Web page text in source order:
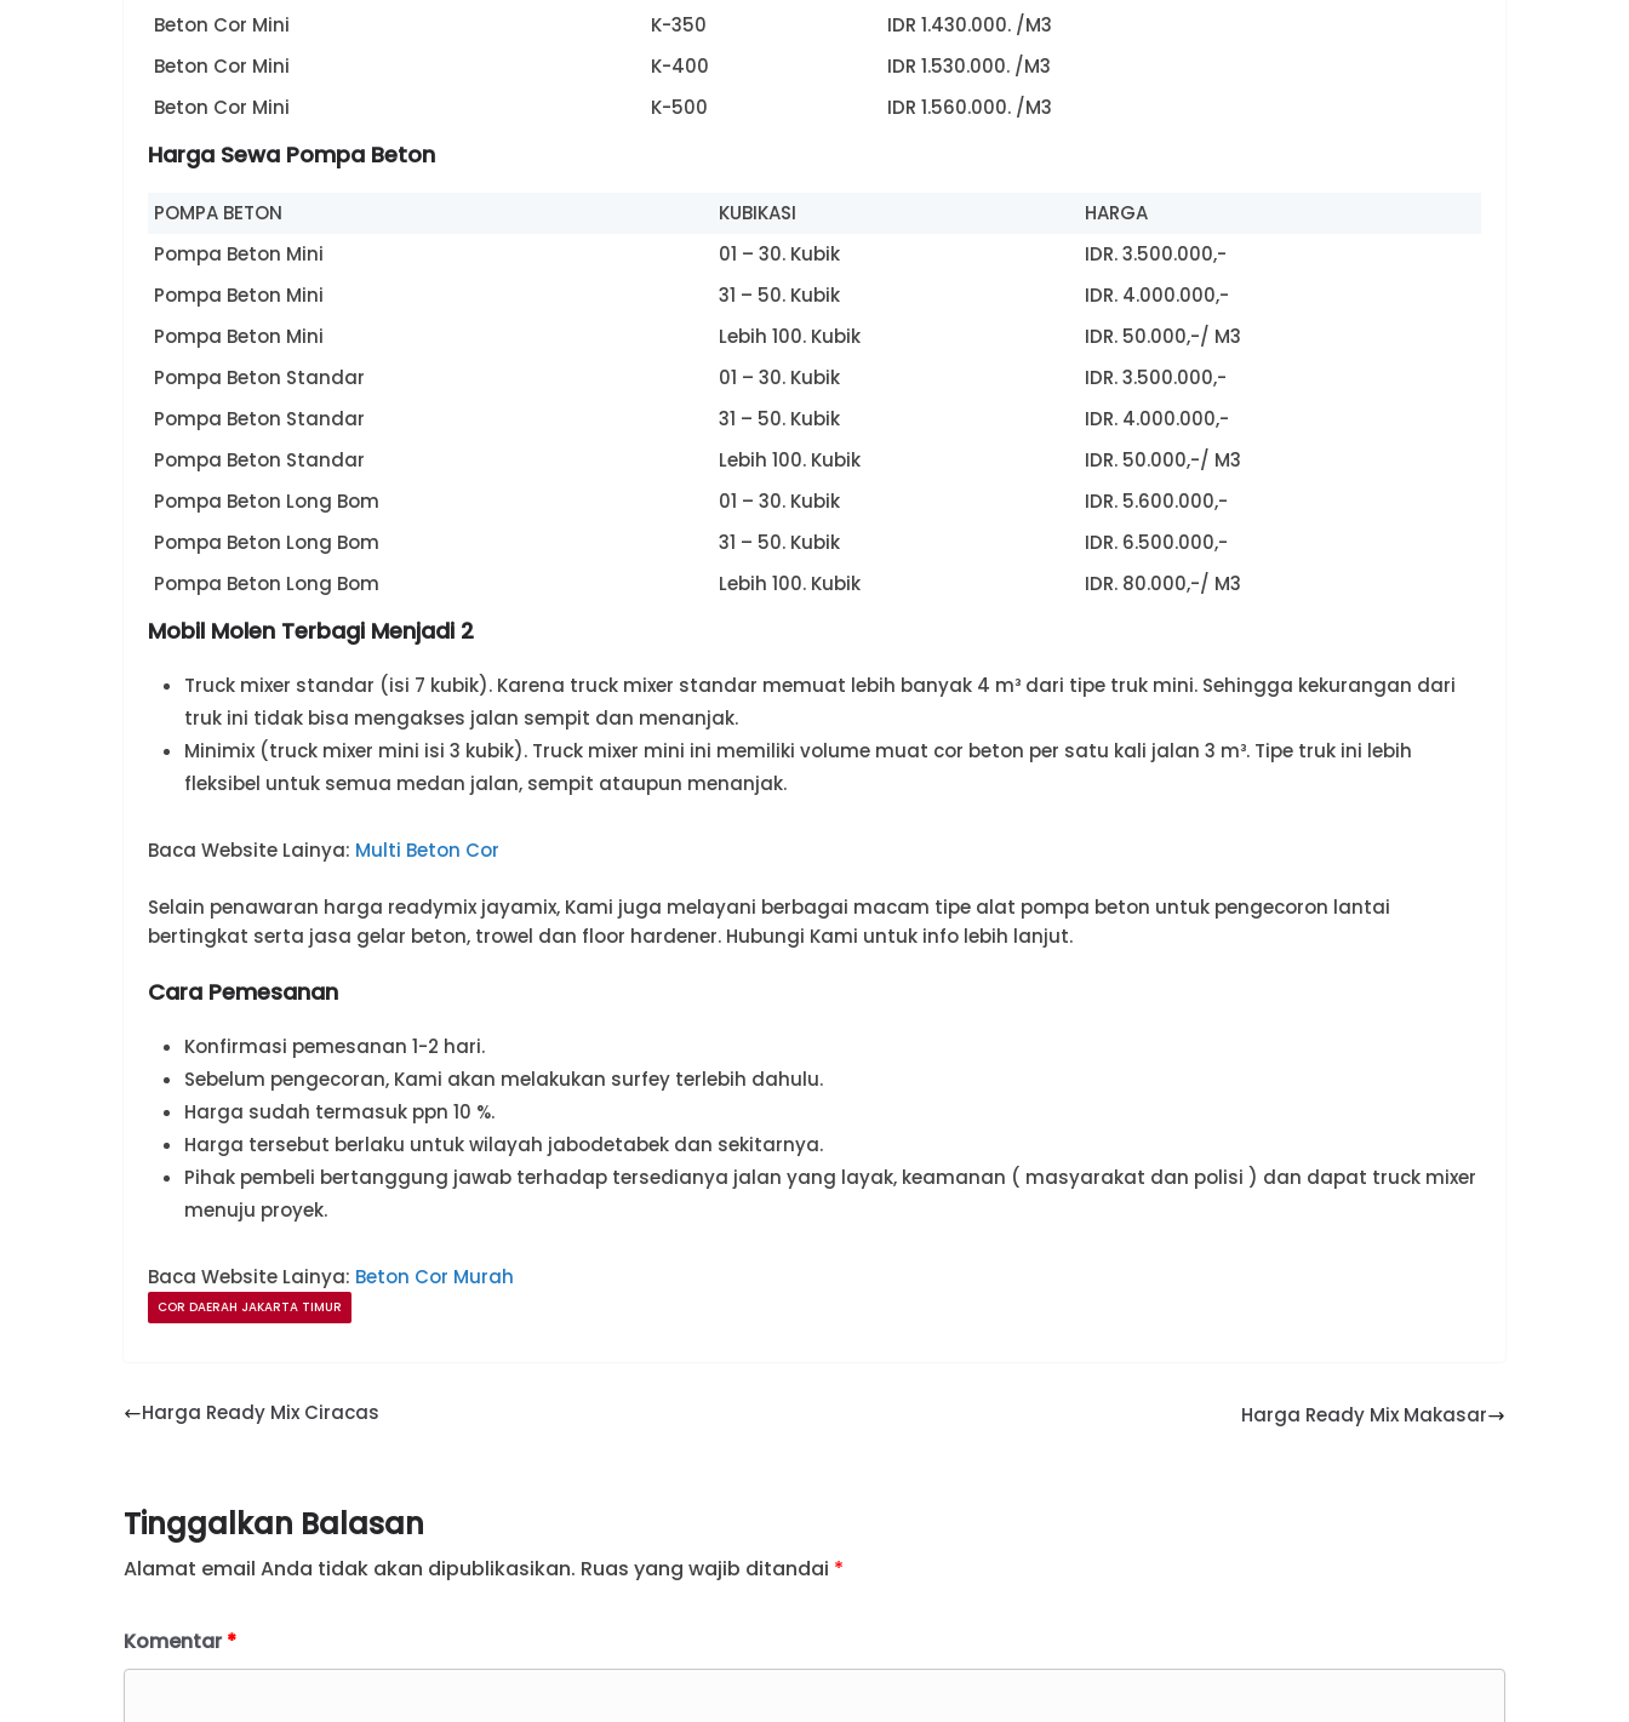
Beton Cor Mini
K-350
IDR 1.430.000. /M3
Beton Cor Mini
K-400
IDR 1.530.000. /M3
Beton Cor Mini
K-500 IDR 1.560.000. /M3
Harga Sewa Pompa Beton
POMPA BETON KUBIKASI
HARGA
Pompa Beton Mini
01 – 30. Kubik
IDR. 3.500.000,-
Pompa Beton Mini
31 – 50. Kubik
IDR. 4.000.000,-
Pompa Beton Mini
Lebih 100. Kubik
IDR. 50.000,-/ M3
Pompa Beton Standar
01 – 30. Kubik
IDR. 3.500.000,-
Pompa Beton Standar
31 – 50. Kubik
IDR. 4.000.000,-
Pompa Beton Standar
Lebih 100. Kubik
IDR. 50.000,-/ M3
Pompa Beton Long Bom
01 – 30. Kubik
IDR. 5.600.000,-
Pompa Beton Long Bom
31 – 50. Kubik
IDR. 6.500.000,-
Pompa Beton Long Bom
Lebih 100. Kubik IDR. 80.000,-/ M3
Mobil Molen Terbagi Menjadi 2
Truck mixer standar (isi 7 kubik). Karena truck mixer standar memuat lebih banyak 4 m³ dari tipe truk mini. Sehingga kekurangan dari
truk ini tidak bisa mengakses jalan sempit dan menanjak.
Minimix (truck mixer mini isi 3 kubik). Truck mixer mini ini memiliki volume muat cor beton per satu kali jalan 3 m³. Tipe truk ini lebih
fleksibel untuk semua medan jalan, sempit ataupun menanjak.
Baca Website Lainya: Multi Beton Cor
Selain penawaran harga readymix jayamix, Kami juga melayani berbagai macam tipe alat pompa beton untuk pengecoron lantai
bertingkat serta jasa gelar beton, trowel dan floor hardener. Hubungi Kami untuk info lebih lanjut.
Cara Pemesanan
Konfirmasi pemesanan 1-2 hari.
Sebelum pengecoran, Kami akan melakukan surfey terlebih dahulu.
Harga sudah termasuk ppn 10 %.
Harga tersebut berlaku untuk wilayah jabodetabek dan sekitarnya.
Pihak pembeli bertanggung jawab terhadap tersedianya jalan yang layak, keamanan ( masyarakat dan polisi ) dan dapat truck mixer
menuju proyek.
Baca Website Lainya: Beton Cor Murah
COR DAERAH JAKARTA TIMUR
Harga Ready Mix Ciracas Harga Ready Mix Makasar
Tinggalkan Balasan
Alamat email Anda tidak akan dipublikasikan. Ruas yang wajib ditandai *
Komentar*